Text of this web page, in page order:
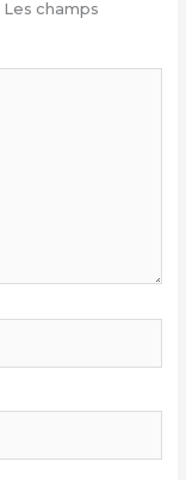
Les champs